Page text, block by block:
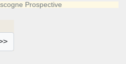
Prospective